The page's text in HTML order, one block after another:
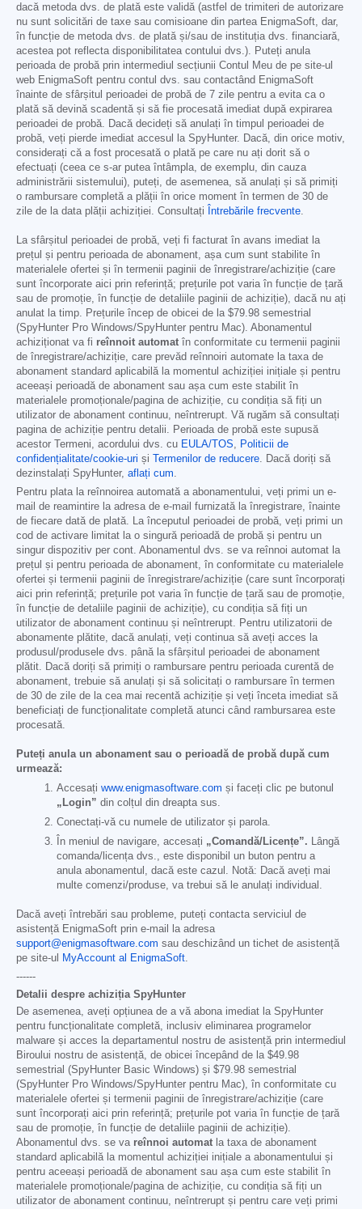
dacă metoda dvs. de plată este validă (astfel de trimiteri de autorizare
nu sunt solicitări de taxe sau comisioane din partea EnigmaSoft, dar,
în funcție de metoda dvs. de plată și/sau de instituția dvs. financiară,
acestea pot reflecta disponibilitatea contului dvs.). Puteți anula
perioada de probă prin intermediul secțiunii Contul Meu de pe site-ul
web EnigmaSoft pentru contul dvs. sau contactând EnigmaSoft
înainte de sfârșitul perioadei de probă de 7 zile pentru a evita ca o
plată să devină scadentă și să fie procesată imediat după expirarea
perioadei de probă. Dacă decideți să anulați în timpul perioadei de
probă, veți pierde imediat accesul la SpyHunter. Dacă, din orice motiv,
considerați că a fost procesată o plată pe care nu ați dorit să o
efectuați (ceea ce s-ar putea întâmpla, de exemplu, din cauza
administrării sistemului), puteți, de asemenea, să anulați și să primiți
o rambursare completă a plății în orice moment în termen de 30 de
zile de la data plății achiziției. Consultați
Întrebările frecvente
La sfârșitul perioadei de probă, veți fi facturat în avans imediat la
prețul și pentru perioada de abonament, așa cum sunt stabilite în
materialele ofertei și în termenii paginii de înregistrare/achiziție (care
sunt încorporate aici prin referință; prețurile pot varia în funcție de țară
sau de promoție, în funcție de detaliile paginii de achiziție), dacă nu ați
anulat la timp. Prețurile încep de obicei de la $79.98 semestrial
(SpyHunter Pro Windows/SpyHunter pentru Mac). Abonamentul
achiziționat va fi reînnoit automat în conformitate cu termenii paginii
de înregistrare/achiziție, care prevăd reînnoiri automate la taxa de
abonament standard aplicabilă la momentul achiziției inițiale și pentru
aceeași perioadă de abonament sau așa cum este stabilit în
materialele promoționale/pagina de achiziție, cu condiția să fiți un
utilizator de abonament continuu, neîntrerupt. Vă rugăm să consultați
pagina de achiziție pentru detalii. Perioada de probă este supusă
acestor Termeni, acordului dvs. cu EULA/TOS
Politicii de
confidențialitate/cookie-uri și Termenilor de reducere . Dacă doriți să
dezinstalați SpyHunter, aflați cum
Pentru plata la reînnoirea automată a abonamentului, veți primi un e-
mail de reamintire la adresa de e-mail furnizată la înregistrare, înainte
de fiecare dată de plată. La începutul perioadei de probă, veți primi un
cod de activare limitat la o singură perioadă de probă și pentru un
singur dispozitiv per cont. Abonamentul dvs. se va reînnoi automat la
prețul și pentru perioada de abonament, în conformitate cu materialele
ofertei și termenii paginii de înregistrare/achiziție (care sunt încorporați
aici prin referință; prețurile pot varia în funcție de țară sau de promoție,
în funcție de detaliile paginii de achiziție), cu condiția să fiți un
utilizator de abonament continuu și neîntrerupt. Pentru utilizatorii de
abonamente plătite, dacă anulați, veți continua să aveți acces la
produsul/produsele dvs. până la sfârșitul perioadei de abonament
plătit. Dacă doriți să primiți o rambursare pentru perioada curentă de
abonament, trebuie să anulați și să solicitați o rambursare în termen
de 30 de zile de la cea mai recentă achiziție și veți înceta imediat să
beneficiați de funcționalitate completă atunci când rambursarea este
procesată.
Puteți anula un abonament sau o perioadă de probă după cum
urmează:
Accesați www.enigmasoftware.com și faceți clic pe butonul
„Login” din colțul din dreapta sus.
Conectați-vă cu numele de utilizator și parola.
În meniul de navigare, accesați „Comandă/Licențe”. Lângă
comanda/licența dvs., este disponibil un buton pentru a
anula abonamentul, dacă este cazul. Notă: Dacă aveți mai
multe comenzi/produse, va trebui să le anulați individual.
Dacă aveți întrebări sau probleme, puteți contacta serviciul de
asistență EnigmaSoft prin e-mail la adresa
support@enigmasoftware.com sau deschizând un tichet de asistență
pe site-ul
MyAccount al EnigmaSoft.
------
Detalii despre achiziția SpyHunter
De asemenea, aveți opțiunea de a vă abona imediat la SpyHunter
pentru funcționalitate completă, inclusiv eliminarea programelor
malware și acces la departamentul nostru de asistență prin intermediul
Biroului nostru de asistență, de obicei începând de la $49.98
semestrial (SpyHunter Basic Windows) și $79.98 semestrial
(SpyHunter Pro Windows/SpyHunter pentru Mac), în conformitate cu
materialele ofertei și termenii paginii de înregistrare/achiziție (care
sunt încorporați aici prin referință; prețurile pot varia în funcție de țară
sau de promoție, în funcție de detaliile paginii de achiziție).
Abonamentul dvs. se va reînnoi automat la taxa de abonament
standard aplicabilă la momentul achiziției inițiale a abonamentului și
pentru aceeași perioadă de abonament sau așa cum este stabilit în
materialele promoționale/pagina de achiziție, cu condiția să fiți un
utilizator de abonament continuu, neîntrerupt și pentru care veți primi